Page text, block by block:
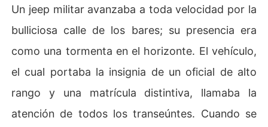
á fuera de discusión. Cualquiera que difunda falsos rum
ores se enfrentará a consecuencias legales".
Renee estaba confundida. ¿Qué planeaba hacer ahora
este loco?
lo que estaban haciendo
Un jeep militar avanzaba a toda velocidad por la
bulliciosa calle de los bares; su presencia era
como una tormenta en el horizonte. El vehículo,
el cual portaba la insignia de un oficial de alto
rango y una matrícula distintiva, llamaba la
atención de todos los transeúntes. Cuando se